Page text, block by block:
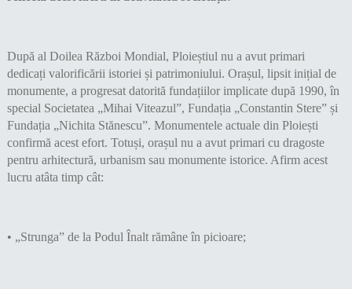
După al Doilea Război Mondial, Ploieștiul nu a avut primari
dedicați valorificării istoriei și patrimoniului. Orașul, lipsit inițial de
monumente, a progresat datorită fundațiilor implicate după 1990, în
special Societatea „Mihai Viteazul”, Fundația „Constantin Stere” și
Fundația „Nichita Stănescu”. Monumentele actuale din Ploiești
confirmă acest efort. Totuși, orașul nu a avut primari cu dragoste
pentru arhitectură, urbanism sau monumente istorice. Afirm acest
lucru atâta timp cât:
• „Strunga” de la Podul Înalt rămâne în picioare;